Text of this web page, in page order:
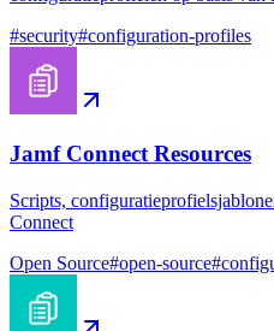
#security#configuration-profiles
Jamf Connect Resources
Scripts,
Connect
Open Source#open-source#